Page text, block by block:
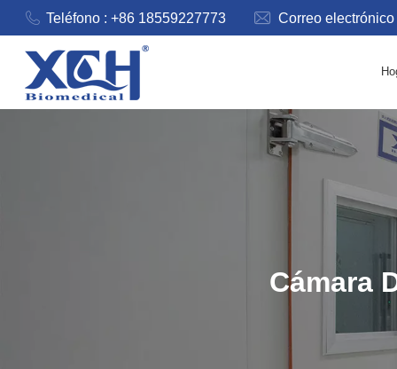
Teléfono : +86 18559227773 Correo
Cámara